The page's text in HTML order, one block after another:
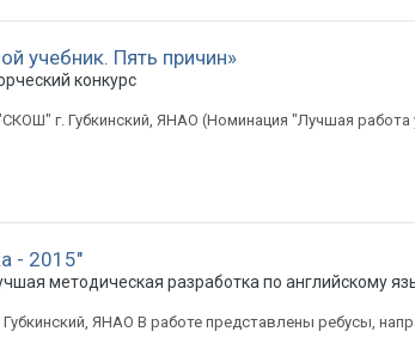
учебник. Пять причин»
конкурс
г. Губкинский, ЯНАО (Номинация "Лучшая работа
- 2015"
методическая разработка по английскому
ЯНАО В работе представлены ребусы,